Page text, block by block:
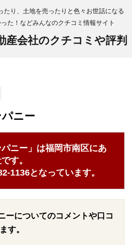
たり、土地を売ったりと色々お世話になる
た！などみんなのクチコミ情報サイト
産会社のクチコミや評判
パニー
パニー」は福岡市南区にあ
す。
1136となっています。
ーについてのコメントや口コ
す。